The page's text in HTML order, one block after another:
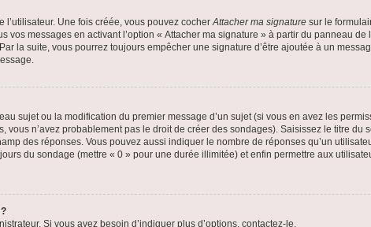
l’utilisateur. Une fois créée, vous pouvez cocherAttacher ma signature sur le
vos messages en activant l’option « Attacher ma signature » à partir du panneau de
la suite, vous pourrez toujours empêcher une signature d’être ajoutée à un
sujet ou la modification du premier message d’un sujet (si vous en avez les
vous n’avez probablement pas le droit de créer des sondages). Saisissez le titre du
des réponses. Vous pouvez aussi indiquer le nombre de réponses qu’un
du sondage (mettre « 0 » pour une durée illimitée) et enfin permettre aux
Si vous avez besoin d’indiquer plus d’options, contactez-le.